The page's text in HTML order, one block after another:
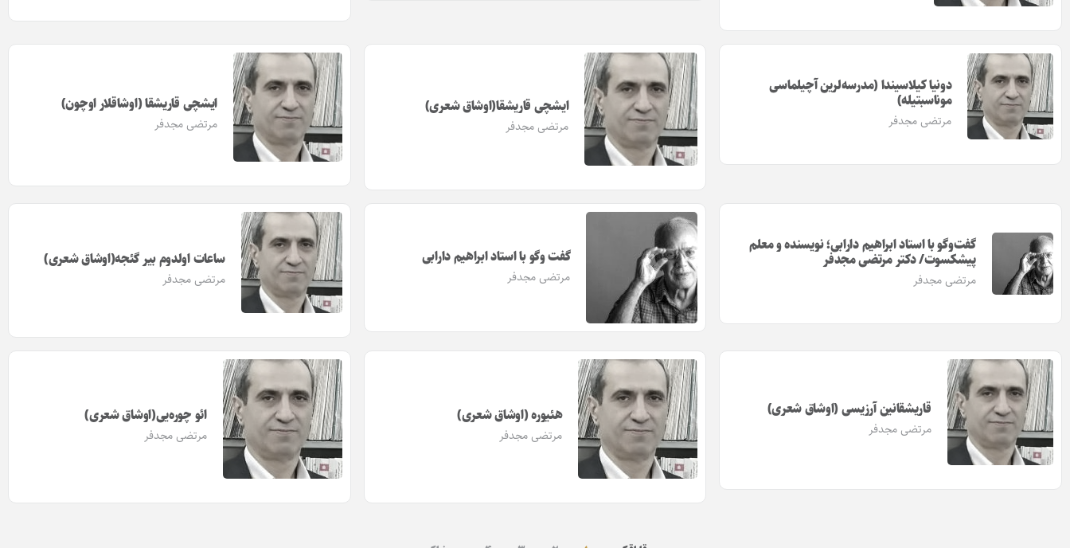
دونیا کیلاسیندا (مدرسه‌لرین آچیلماسی
موناسبتیله)
مرتضی مجدفر
ایشچی قاریشقا(اوشاق شعری)
مرتضی مجدفر
ایشچی قاریشقا (اوشاقلار اوچون)
مرتضی مجدفر
گفت‌وگو با استاد ابراهیم دارابی؛ نویسنده و معلم
پیشکسوت/ دکتر مرتضی مجدفر
مرتضی مجدفر
گفت وگو با استاد ابراهیم دارابی
مرتضی مجدفر
ساعات اولدوم بیر گئجه(اوشاق شعری)
مرتضی مجدفر
قاریشقانین آرزیسی (اوشاق شعری)
مرتضی مجدفر
هئیوره (اوشاق شعری)
مرتضی مجدفر
ائو چوره‌یی(اوشاق شعری)
مرتضی مجدفر